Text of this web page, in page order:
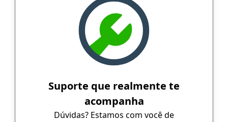
Suporte que realmente te
acompanha
Dúvidas? Estamos com você de